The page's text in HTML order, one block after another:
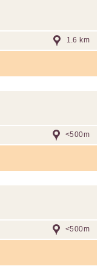
1.6 km
<500m
<500m